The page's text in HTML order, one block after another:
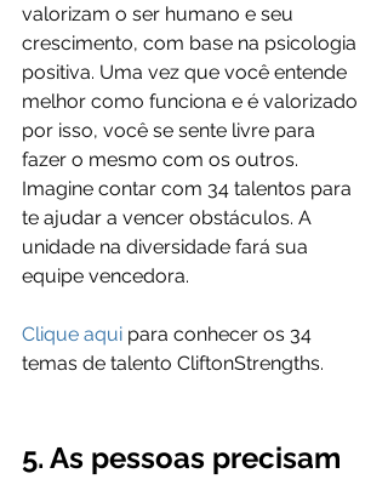
valorizam o ser humano e seu
crescimento, com base na psicologia
positiva. Uma vez que você entende
melhor como funciona e é valorizado
por isso, você se sente livre para
fazer o mesmo com os outros.
Imagine contar com 34 talentos para
te ajudar a vencer obstáculos. A
unidade na diversidade fará sua
equipe vencedora.
Clique aqui para conhecer os 34
temas de talento CliftonStrengths.
5. As pessoas precisam